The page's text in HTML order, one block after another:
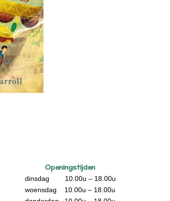
Openingstijden
dinsdag 10.00u – 18.00u
woensdag 10.00u – 18.00u